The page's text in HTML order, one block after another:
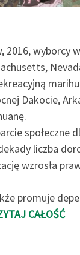
2016, wyborcy
Dakocie,
społeczne
liczba
wzrosła
promuje
CAŁOŚĆ